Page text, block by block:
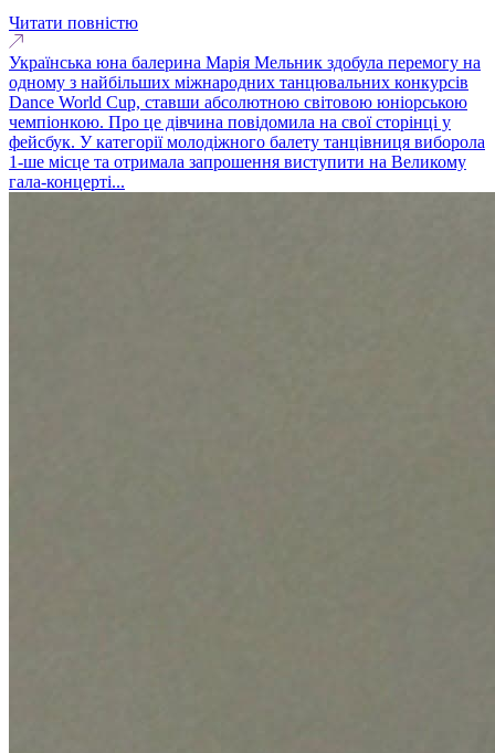
Читати повністю
Українська юна балерина Марія Мельник здобула перемогу на
одному з найбільших міжнародних танцювальних конкурсів
Dance World Cup, ставши абсолютною світовою юніорською
чемпіонкою. Про це дівчина повідомила на свої сторінці у
фейсбук. У категорії молодіжного балету танцівниця виборола
1-ше місце та отримала запрошення виступити на Великому
гала-концерті...